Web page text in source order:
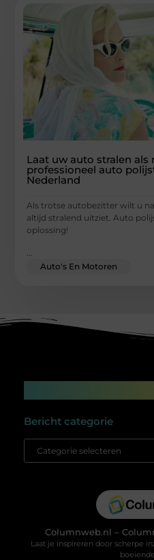
Laat uw auto stralen
professioneel auto
Nederland
Als trotse autobezitter wilt u
altijd stralend uitziet. Auto
oplossing!
Auto's En Motoren
Bericht categorie
Columnweb.nl –
Laat je inspireren door scherpe